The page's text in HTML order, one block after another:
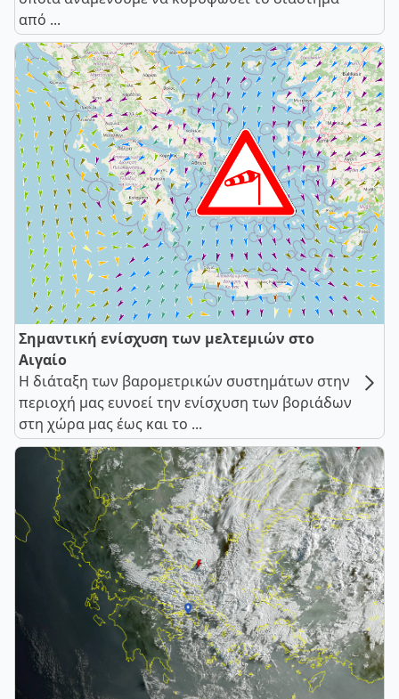
από ...
Σημαντική ενίσχυση των μελτεμιών στο
Αιγαίο
Η διάταξη των βαρομετρικών συστημάτων στην
περιοχή μας ευνοεί την ενίσχυση των βοριάδων
στη χώρα μας έως και το ...